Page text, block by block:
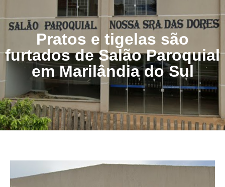
Pratos e tigelas são
furtados de Salão Paroquial
em Marilândia do Sul